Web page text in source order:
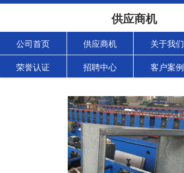
供应商机
公司首页 供应商机 关于我们
荣誉认证 招聘中心 客户案例